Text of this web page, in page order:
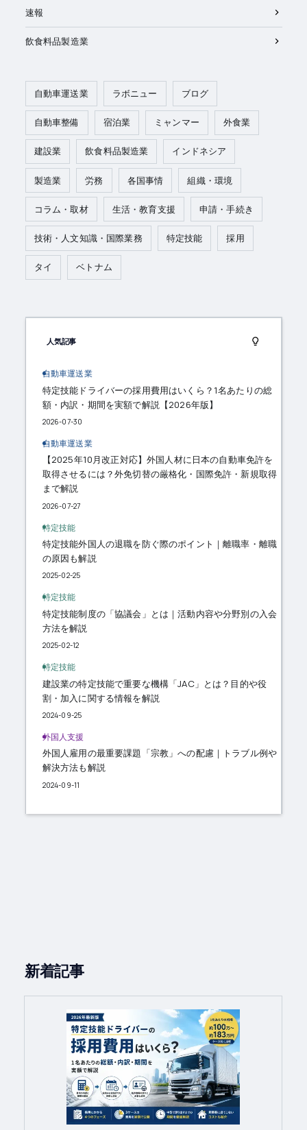
速報
飲食料品製造業
自動車運送業 ラボニュー ブログ
自動車整備 宿泊業 ミャンマー 外食業
建設業 飲食料品製造業 インドネシア
製造業 労務 各国事情 組織・環境
コラム・取材 生活・教育支援 申請・手続き
技術・人文知識・国際業務 特定技能 採用
タイ ベトナム
人気記事
自動車運送業
特定技能ドライバーの採用費用はいくら？1名あたりの総
額・内訳・期間を実額で解説【2026年版】
2026-07-30
自動車運送業
【2025年10月改正対応】外国人材に日本の自動車免許を
取得させるには？外免切替の厳格化・国際免許・新規取得
まで解説
2026-07-27
特定技能
特定技能外国人の退職を防ぐ際のポイント｜離職率・離職
の原因も解説
2025-02-25
特定技能
特定技能制度の「協議会」とは｜活動内容や分野別の入会
方法を解説
2025-02-12
特定技能
建設業の特定技能で重要な機構「JAC」とは？目的や役
割・加入に関する情報を解説
2024-09-25
外国人支援
外国人雇用の最重要課題「宗教」への配慮｜トラブル例や
解決方法も解説
2024-09-11
新着記事